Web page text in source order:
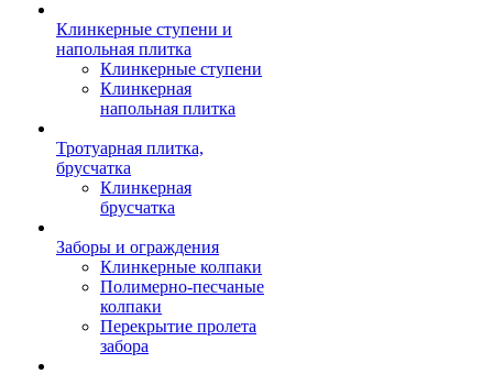
Клинкерные ступени и
напольная плитка
Клинкерные ступени
Клинкерная
напольная плитка
Тротуарная плитка,
брусчатка
Клинкерная
брусчатка
Заборы и ограждения
Клинкерные колпаки
Полимерно-песчаные
колпаки
Перекрытие пролета
забора